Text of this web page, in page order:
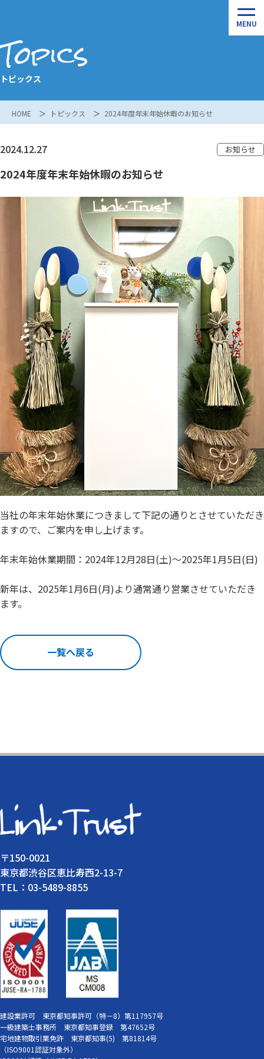
Topics
トピックス
HOME トピックス 2024年度年末年始休暇のお知らせ
2024.12.27 お知らせ
2024年度年末年始休暇のお知らせ
当社の年末年始休業につきまして下記の通りとさせていただき
ますので、ご案内を申し上げます。
年末年始休業期間：2024年12月28日(土)～2025年1月5日(日)
新年は、2025年1月6日(月)より通常通り営業させていただき
ます。
一覧へ戻る
〒150-0021
東京都渋谷区恵比寿西2-13-7
TEL：03-5489-8855
建設業許可 東京都知事許可（特－8）第117957号
一級建築士事務所 東京都知事登録 第47652号
宅地建物取引業免許 東京都知事(5) 第81814号
（ISO9001認証対象外）